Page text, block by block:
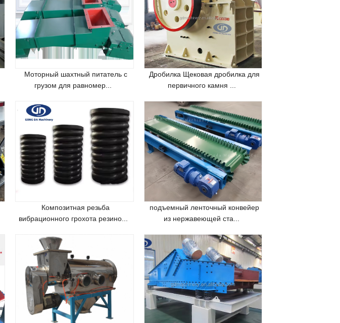
Моторный шахтный питатель с
грузом для равномер...
Дробилка Щековая дробилка для
первичного камня ...
Композитная резьба
вибрационного грохота резино...
подъемный ленточный конвейер
из нержавеющей ста...